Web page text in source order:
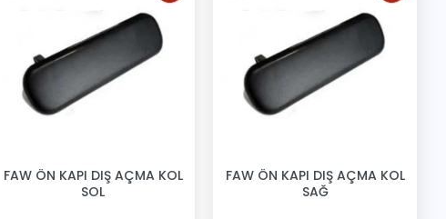
FAW ÖN KAPI DIŞ AÇMA KOL
SOL
FAW ÖN KAPI DIŞ AÇMA KOL
SAĞ